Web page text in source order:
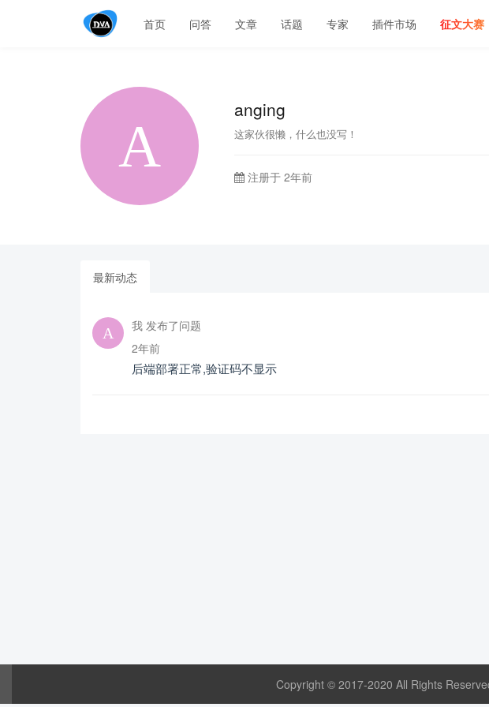
首页 问答 文章 话题 专家 插件市场 征文大赛
anging
这家伙很懒，什么也没写！
注册于 2年前
最新动态
我 发布了问题
2年前
后端部署正常,验证码不显示
Copyright © 2017-2020 All Rights